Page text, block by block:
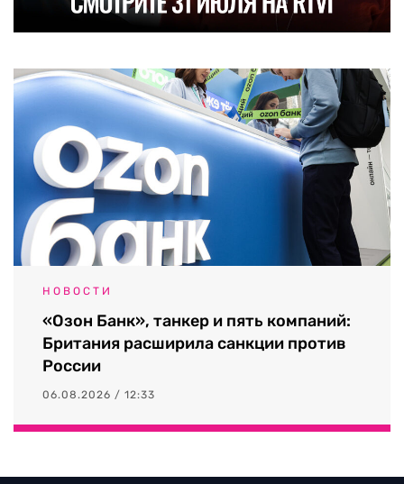
НОВОСТИ
«Озон Банк», танкер и пять компаний:
Британия расширила санкции против
России
06.08.2026 / 12:33